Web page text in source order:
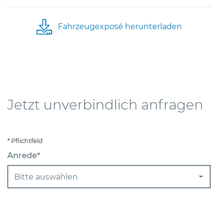
Fahrzeugexposé herunterladen
Jetzt unverbindlich anfragen
* Pflichtfeld
Anrede*
Bitte auswählen